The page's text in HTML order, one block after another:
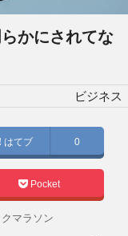
かにされてな
ビジネス
はてブ 0
Pocket
マラソン